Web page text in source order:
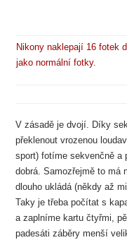
Nikony naklepají 16 fotek
jako normální fotky.
V zásadě je dvojí. Díky
překlenout vrozenou
sport) fotíme sekvenčně a
dobrá. Samozřejmě to má
dlouho ukládá (někdy až
Taky je třeba počítat s
a zaplníme kartu čtyřmi,
padesáti záběry menší